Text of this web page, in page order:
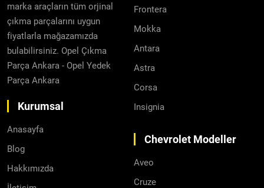
marka araçların tüm orjinal
çıkma parçalarını uygun
fiyatlarla mağazamızda
bulabilirsiniz. Opel Çıkma
Parça Ankara - Opel Yedek
Parça Ankara
Kurumsal
Anasayfa
Blog
Hakkımızda
Frontera
Mokka
Antara
Astra
Corsa
Insignia
Chevrolet Modeller
Aveo
Cruze